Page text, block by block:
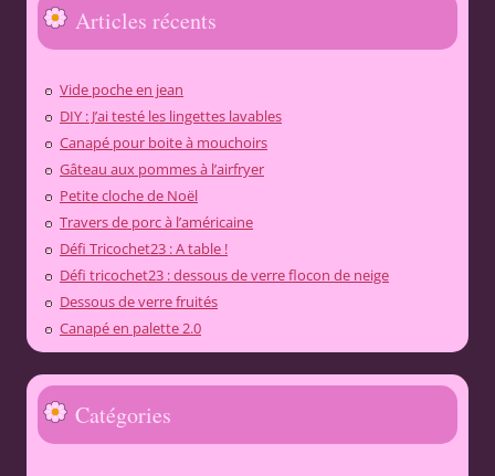
Articles récents
Vide poche en jean
DIY : J’ai testé les lingettes lavables
Canapé pour boite à mouchoirs
Gâteau aux pommes à l’airfryer
Petite cloche de Noël
Travers de porc à l’américaine
Défi Tricochet23 : A table !
Défi tricochet23 : dessous de verre flocon de neige
Dessous de verre fruités
Canapé en palette 2.0
Catégories